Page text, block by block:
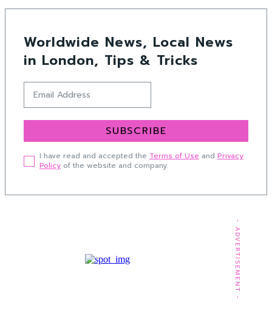
Worldwide News, Local News
in London, Tips & Tricks
SUBSCRIBE
I have read and accepted the Terms of Use and Privacy
Policy of the website and company.
- ADVERTISEMENT -